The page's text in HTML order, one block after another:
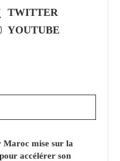
TWITTER
YOUTUBE
Maroc mise sur la
accélérer son